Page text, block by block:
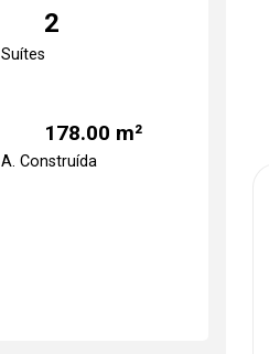
2
Suítes
178.00 m²
A. Construída